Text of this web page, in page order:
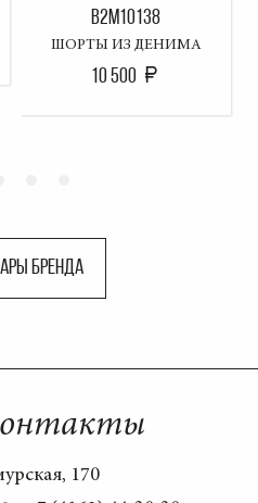
B2M10138
ШОРТЫ ИЗ ДЕНИМА
10 500
БРЕНДА
170